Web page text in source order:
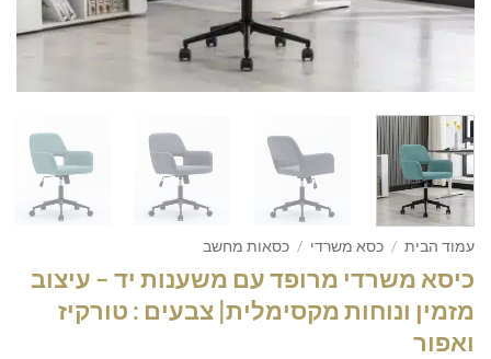
עמוד הבית / כסא משרדי / כסאות מחשב
כיסא משרדי מרופד עם משענות יד – עיצוב
מזמין ונוחות מקסימלית| צבעים : טורקיז
ואפור